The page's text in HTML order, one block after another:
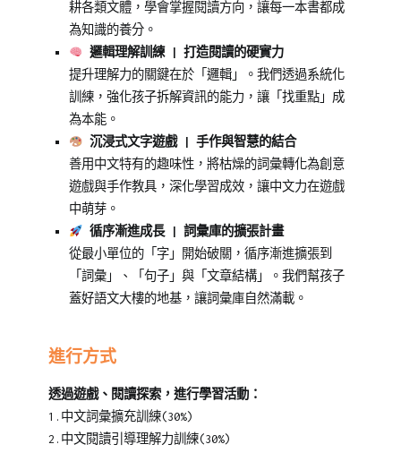
耕各類文體，學會掌握閱讀方向，讓每一本書都成
為知識的養分。
邏輯理解訓練 | 打造閱讀的硬實力
提升理解力的關鍵在於「邏輯」。我們透過系統化
訓練，強化孩子拆解資訊的能力，讓「找重點」成
為本能。
沉浸式文字遊戲 | 手作與智慧的結合
善用中文特有的趣味性，將枯燥的詞彙轉化為創意
遊戲與手作教具，深化學習成效，讓中文力在遊戲
中萌芽。
循序漸進成長 | 詞彙庫的擴張計畫
從最小單位的「字」開始破關，循序漸進擴張到
「詞彙」、「句子」與「文章結構」。我們幫孩子
蓋好語文大樓的地基，讓詞彙庫自然滿載。
進行方式
透過遊戲、閱讀探索，進行學習活動：
1.中文詞彙擴充訓練(30%)
2.中文閱讀引導理解力訓練(30%)